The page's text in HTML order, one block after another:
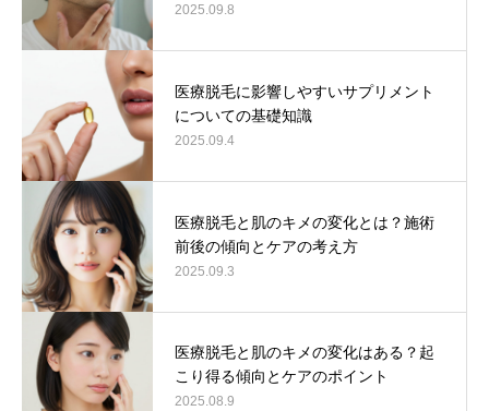
2025.09.8
医療脱毛に影響しやすいサプリメント
についての基礎知識
2025.09.4
医療脱毛と肌のキメの変化とは？施術
前後の傾向とケアの考え方
2025.09.3
医療脱毛と肌のキメの変化はある？起
こり得る傾向とケアのポイント
2025.08.9